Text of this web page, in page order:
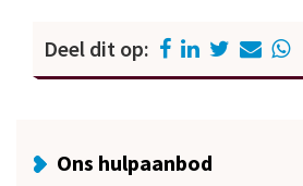
Deel dit op:
Ons hulpaanbod